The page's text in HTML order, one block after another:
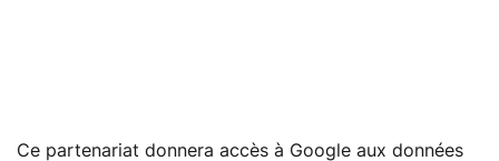
Ce partenariat donnera accès à Google aux données